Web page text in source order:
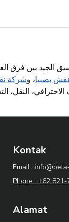
الجيد بين فرق
بصبيا، وشركة
النقل،
potensi
Kontak
Email :
Phone : +62
Alamat